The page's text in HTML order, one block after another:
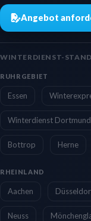
Angebot
WINTERDIENST-
RUHRGEBIET
Essen
Winterdienst Dortmund
Bottrop Herne
RHEINLAND
Aachen
Neuss